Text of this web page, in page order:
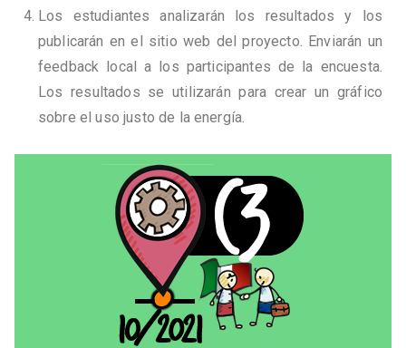
Los estudiantes analizarán los resultados y los
publicarán en el sitio web del proyecto. Enviarán un
feedback local a los participantes de la encuesta.
Los resultados se utilizarán para crear un gráfico
sobre el uso justo de la energía.